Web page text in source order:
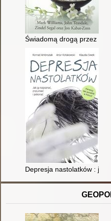
Świadomą drogą przez
Depresja nastolatków : jak